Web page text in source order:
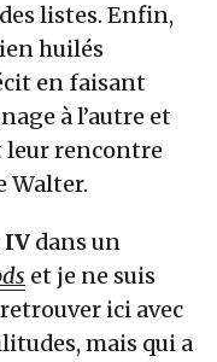
listes. Enfin,
huilés
en faisant
à l’autre et
leur rencontre
Walter.
IV dans un
et je ne suis
ici avec
mais qui a